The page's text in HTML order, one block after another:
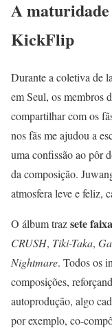
A maturidade
KickFlip
Durante a coletiva de
em Seul, os membros
compartilhar com os
nos fãs me ajudou a
uma confissão ao pôr
da composição.
atmosfera leve e feliz,
O álbum trazsete
CRUSH, Tiki-Taka,
Nightmare. Todos os
composições,
autoprodução, algo
por exemplo, co-